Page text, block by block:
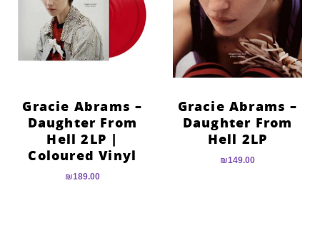
Gracie Abrams –
Daughter From
Hell 2LP
₪149.00
Gracie Abrams –
Daughter From
Hell 2LP |
Coloured Vinyl
₪189.00